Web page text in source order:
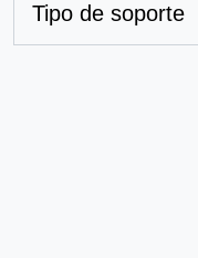
Tipo de soporte